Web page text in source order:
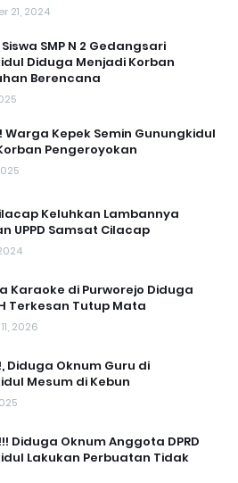
21, 2024
Siswa SMP N 2 Gedangsari
Diduga Menjadi Korban
Berencana
Warga Kepek Semin Gunungkidul
Pengeroyokan
Keluhkan Lambannya
UPPD Samsat Cilacap
Karaoke di Purworejo Diduga
Terkesan Tutup Mata
2026
Diduga Oknum Guru di
Mesum di Kebun
Diduga Oknum Anggota DPRD
Lakukan Perbuatan Tidak